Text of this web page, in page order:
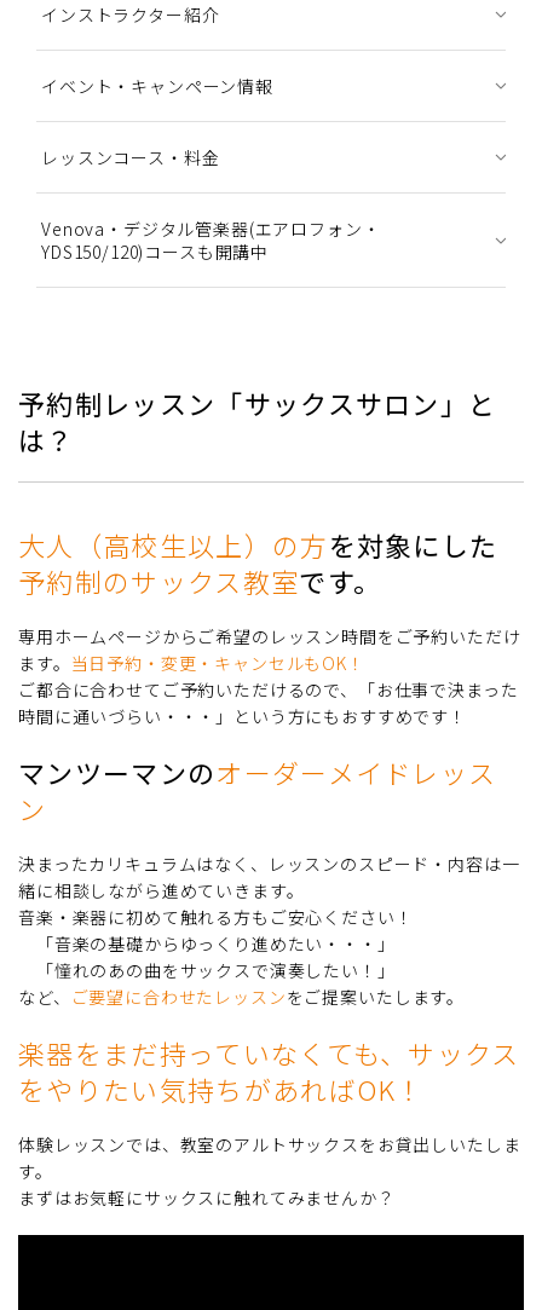
インストラクター紹介
イベント・キャンペーン情報
レッスンコース・料金
Venova・デジタル管楽器(エアロフォン・
YDS150/120)コースも開講中
予約制レッスン「サックスサロン」と
は？
大人（高校生以上）の方を対象にした
予約制のサックス教室です。
専用ホームページからご希望のレッスン時間をご予約いただけ
ます。 当日予約・変更・キャンセルもOK！
ご都合に合わせてご予約いただけるので、「お仕事で決まった
時間に通いづらい・・・」という方にもおすすめです！
マンツーマンのオーダーメイドレッス
ン
決まったカリキュラムはなく、レッスンのスピード・内容は一
緒に相談しながら進めていきます。
音楽・楽器に初めて触れる方もご安心ください！
「音楽の基礎からゆっくり進めたい・・・」
「憧れのあの曲をサックスで演奏したい！」
など、
ご要望に合わせたレッスンをご提案いたします。
楽器をまだ持っていなくても、サックス
をやりたい気持ちがあればOK！
体験レッスンでは、教室のアルトサックスをお貸出しいたしま
す。
まずはお気軽にサックスに触れてみませんか？